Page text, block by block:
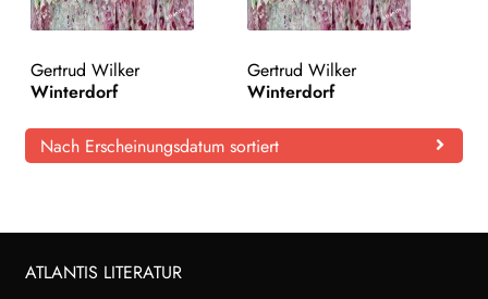
Gertrud Wilker
Winterdorf
Gertrud Wilker
Winterdorf
Nach Erscheinungsdatum sortiert
ATLANTIS LITERATUR